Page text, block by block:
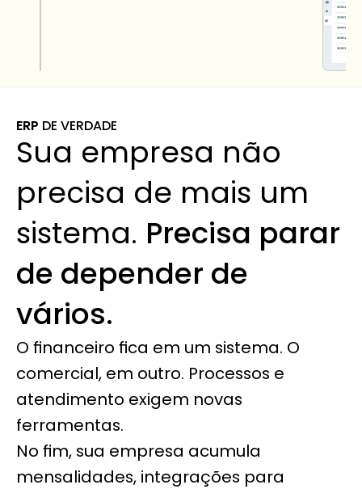
ERP DE VERDADE
Sua empresa não
precisa de mais um
sistema. Precisa parar
de depender de
vários.
O financeiro fica em um sistema. O
comercial, em outro. Processos e
atendimento exigem novas
ferramentas.
No fim, sua empresa acumula
mensalidades, integrações para